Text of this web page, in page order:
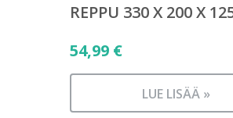
REPPU 330 X 200 X
54,99 €
LUE LISÄÄ »